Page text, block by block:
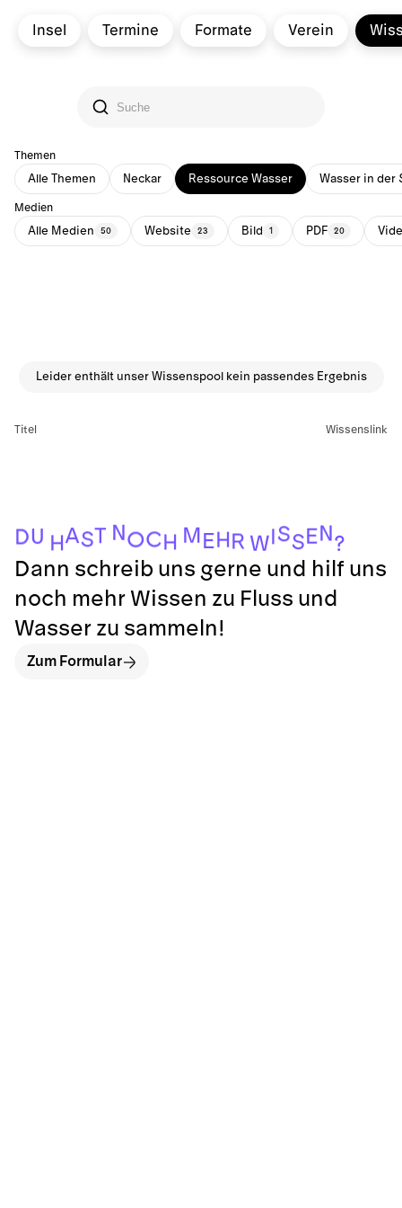
Insel Termine Formate Verein
Themen
Alle Themen Neckar Ressource Wasser Wasser in der
Medien
Alle Medien 50 Website 23 Bild 1 PDF 20
Leider enthält unser Wissenspool kein passendes Ergebnis
Titel Wissenslink
DU HAST NOC H M E H R W SS E N ?
Dann schreib uns gerne und hilf uns
noch mehr Wissen zu Fluss und
Wasser zu sammeln!
Zum Formular